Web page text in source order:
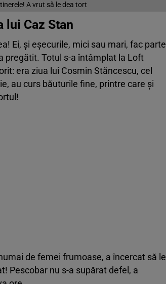
A vrut să le dea tort
lui Caz Stan
Ei, și eșecurile, mici sau mari, fac parte
pregătit. Totul s-a întâmplat la Loft
era ziua lui Cosmin Stăncescu, cel
au curs băuturile fine, printre care și
de femei frumoase, a încercat să le
Pescobar nu s-a supărat defel, a